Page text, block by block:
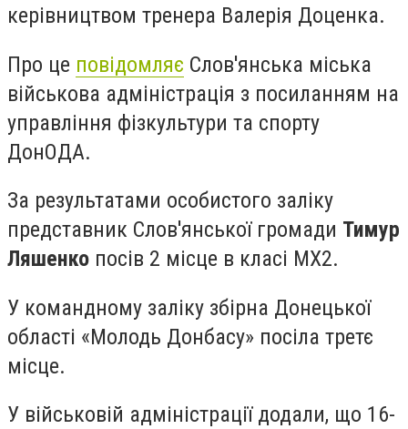
керівництвом тренера Валерія Доценка.
Про це повідомляє Слов'янська міська
військова адміністрація з посиланням на
управління фізкультури та спорту
ДонОДА.
За результатами особистого заліку
представник Слов'янської громади Тимур
Ляшенко посів 2 місце в класі МХ2.
У командному заліку збірна Донецької
області «Молодь Донбасу» посіла третє
місце.
У військовій адміністрації додали, що 16-